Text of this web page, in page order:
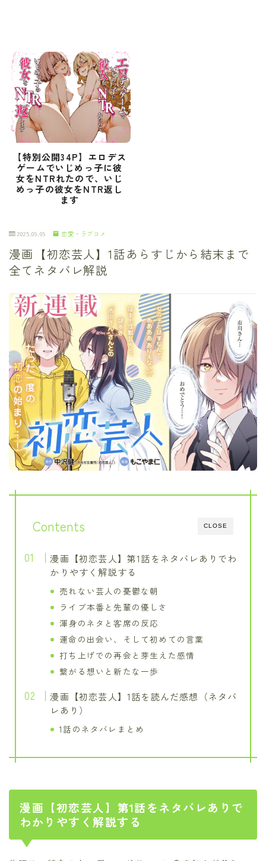
【特別公開34P】エロデス
ゲームでいじめっ子に彼
女をNTRれたので、いじ
めっ子の彼女をNTR返し
ます
2025.09.09 恋愛・ラブコメ
漫画【初恋芸人】1話あらすじから結末まで
全てネタバレ解説
CLOSE
Contents
漫画【初恋芸人】第1話をネタバレありでわ
かりやすく解説する
売れない芸人の憂鬱な朝
ライブ本番と先輩の優しさ
渾身のネタと客席の反応
運命の出会い、そして初めての言葉
打ち上げでの再会と芽生えた感情
繋がる想いと新たな一歩
漫画【初恋芸人】1話を読んだ感想（ネタバ
レあり）
1話のネタバレまとめ
漫画【初恋芸人】第1話をネタバレありで
わかりやすく解説する